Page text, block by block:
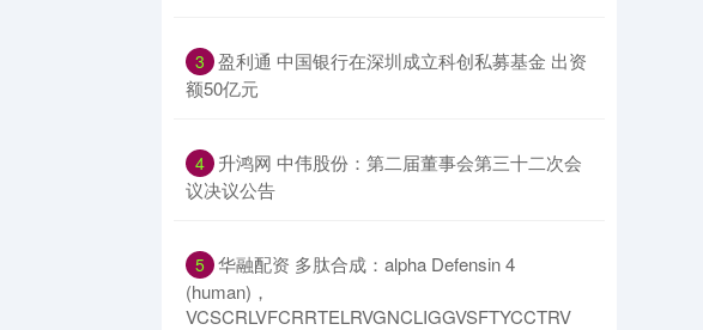
3 盈利通 中国银行在深圳成立科创私募基金 出资
额50亿元
4 升鸿网 中伟股份：第二届董事会第三十二次会
议决议公告
5 华融配资 多肽合成：alpha Defensin 4
(human)，
VCSCRLVFCRRTELRVGNCLIGGVSFTYCCTRV